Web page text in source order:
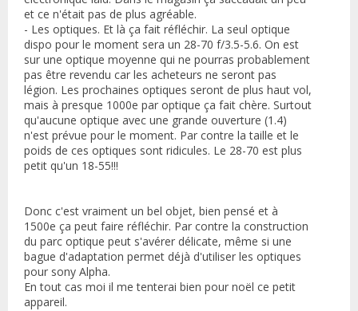
et ce n'était pas de plus agréable.
- Les optiques. Et là ça fait réfléchir. La seul optique
dispo pour le moment sera un 28-70 f/3.5-5.6. On est
sur une optique moyenne qui ne pourras probablement
pas être revendu car les acheteurs ne seront pas
légion. Les prochaines optiques seront de plus haut vol,
mais à presque 1000e par optique ça fait chère. Surtout
qu'aucune optique avec une grande ouverture (1.4)
n'est prévue pour le moment. Par contre la taille et le
poids de ces optiques sont ridicules. Le 28-70 est plus
petit qu'un 18-55!!!
Donc c'est vraiment un bel objet, bien pensé et à
1500e ça peut faire réfléchir. Par contre la construction
du parc optique peut s'avérer délicate, même si une
bague d'adaptation permet déjà d'utiliser les optiques
pour sony Alpha.
En tout cas moi il me tenterai bien pour noël ce petit
appareil.